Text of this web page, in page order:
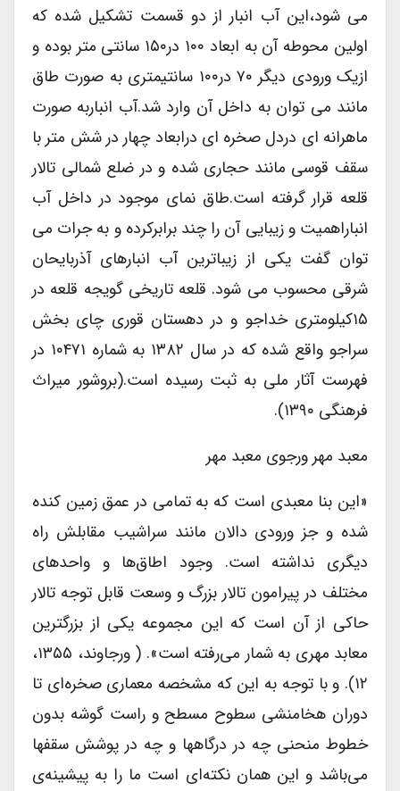
می شود،این آب انبار از دو قسمت تشکیل شده که
اولین محوطه آن به ابعاد ۱۰۰ در۱۵۰ سانتی متر بوده و
ازیک ورودی دیگر ۷۰ در۱۰۰ سانتیمتری به صورت طاق
مانند می توان به داخل آن وارد شد.آب انباربه صورت
ماهرانه ای دردل صخره ای درابعاد چهار در شش متر با
سقف قوسی مانند حجاری شده و در ضلع شمالی تالار
قلعه قرار گرفته است.طاق نمای موجود در داخل آب
انباراهمیت و زیبایی آن را چند برابرکرده و به جرات می
توان گفت یکی از زیباترین آب انبارهای آذربایحان
شرقی محسوب می شود. قلعه تاریخی گویجه قلعه در
۱۵کیلومتری خداجو و در دهستان قوری چای بخش
سراجو واقع شده که در سال ۱۳۸۲ به شماره ۱۰۴۷۱ در
فهرست آثار ملی به ثبت رسیده است.(بروشور میراث
فرهنگی ۱۳۹۰).
معبد مهر ورجوی معبد مهر
«این بنا معبدی است که به تمامی در عمق زمین کنده
شده و جز ورودی دالان مانند سراشیب مقابلش راه
دیگری نداشته است. وجود اطاق‌ها و واحدهای
مختلف در پیرامون تالار بزرگ و وسعت قابل توجه تالار
حاکی از آن است که این مجموعه یکی از بزرگترین
معابد مهری به شمار می‌رفته است». ( ورجاوند، ۱۳۵۵،
۱۲). و با توجه به این که مشخصه معماری صخره‌ای تا
دوران هخامنشی سطوح مسطح و راست گوشه بدون
خطوط منحنی چه در درگاهها و چه در پوشش سقفها
می‌باشد و این همان نکته‌ای است ما را به پیشینه‌ی